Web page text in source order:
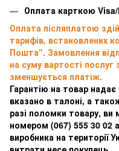
Оплата карткою
Оплата післяплатою
тарифів, встановлених
Пошта". Замовлення
на суму вартості
зменшується платіж.
Гарантію на товар надає
вказано в талоні, а
разі поломки товару,
номером (067) 555 30 02
виробника на території